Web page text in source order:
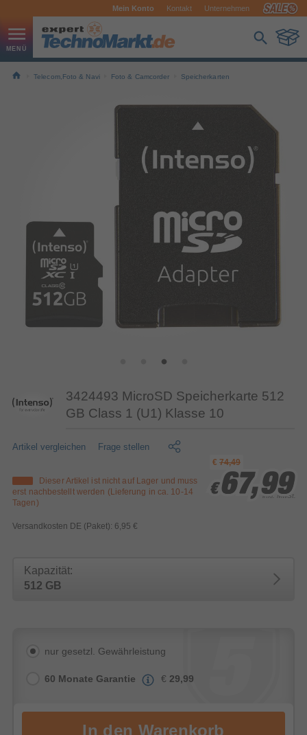
Mein Konto Kontakt Unternehmen
Telecom,Foto & Navi Foto & Camcorder Speicherkarten
3424493 MicroSD Speicherkarte 512
GB Class 1 (U1) Klasse 10
Artikel vergleichen Frage stellen
Dieser Artikel ist nicht auf Lager und muss
erst nachbestellt werden (Lieferung in ca. 10-14
Tagen)
Versandkosten DE (Paket): 6,95 €
€ 74,49
€ 67,99
€ 67,99
€ 67,99
inkl. MwSt.
Kapazität:
512 GB
nur gesetzl. Gewährleistung
60 Monate Garantie € 29,99